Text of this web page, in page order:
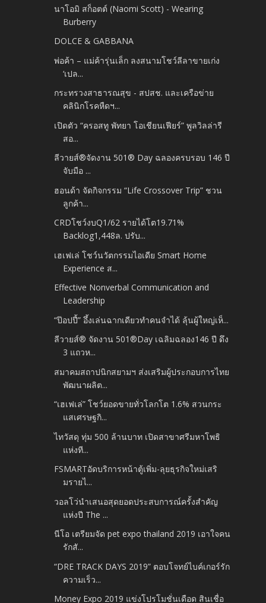
นาโอมิ สก็อตต์ (Naomi Scott) - Wearing
Burberry
DOLCE & GABBANA
พ่อค้า – แม่ค้ารุ่นเล็ก ลงสนามโชว์ลีลาขายเก่ง
‘เปล...
กระทรวงสาธารณสุข - สปสช. และเครือข่าย
คลินิกโรคหืดฯ...
เปิดตัว “ครอสทู พัทยา โอเชียนเฟียร์” พูลวิลล่ารี
สอ...
ลีวายส์®จัดงาน 501® Day ฉลองครบรอบ 146 ปี
จับมือ ...
ฮอนด้า จัดกิจกรรม “Life Crossover Trip” ชวน
ลูกค้า...
CRDโชว์งบQ1/62 รายได้โต19.71%
Backlog1,448ล. ปรับ...
เฮเฟเล่ โชว์นวัตกรรมไอเดีย Smart Home
Experience ส...
Effective Nonverbal Communication and
Leadership
“ป๊อปปี้” อึ้งเล่นฉากเดียวทำคนจำได้ ลุ้นผู้ใหญ่เห็...
ลีวายส์® จัดงาน 501®Day เฉลิมฉลอง146 ปี ดึง
3 แถวห...
สมาคมสถาปนิกสยามฯ ส่งเสริมผู้ประกอบการไทย
พัฒนาผลิต...
“เฮเฟเล่” โชว์ยอดขายทั่วโลกโต 1.6% สวนกระ
แสเศรษฐกิ...
ไทวัสดุ ทุ่ม 500 ล้านบาท เปิดสาขาศรีมหาโพธิ
แห่งที...
FSMARTอัดบริการหน้าตู้เพิ่ม-ลุยธุรกิจใหม่เสริ
มรายไ...
วอลโว่นำเสนอสุดยอดประสบการณ์ครั้งสำคัญ
แห่งปี The ...
นีโอ เตรียมจัด pet expo thailand 2019 เอาใจคน
รักสั...
“DRE TRACK DAYS 2019” ตอบโจทย์ไบค์เกอร์รัก
ความเร็ว...
Money Expo 2019 แข่งโปรโมชั่นเดือด สินเชื่อ